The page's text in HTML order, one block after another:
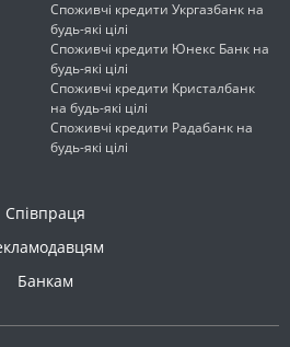
Споживчі кредити Укргазбанк на
будь-які цілі
Споживчі кредити Юнекс Банк на
будь-які цілі
Споживчі кредити Кристалбанк
на будь-які цілі
Споживчі кредити Радабанк на
будь-які цілі
Співпраця
Банкам